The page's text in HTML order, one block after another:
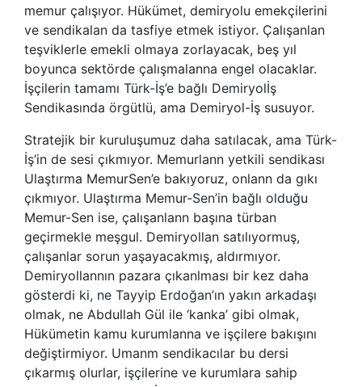
memur çalışıyor. Hükümet, demiryolu emekçilerini
ve sendikalan da tasfiye etmek istiyor. Çalışanlan
teşviklerle emekli olmaya zorlayacak, beş yıl
boyunca sektörde çalışmalanna engel olacaklar.
İşçilerin tamamı Türk-İş’e bağlı Demiryolİş
Sendikasında örgütlü, ama Demiryol-İş susuyor.
Stratejik bir kuruluşumuz daha satılacak, ama Türk-
İş’in de sesi çıkmıyor. Memurlann yetkili sendikası
Ulaştırma MemurSen’e bakıyoruz, onlann da gıkı
çıkmıyor. Ulaştırma Memur-Sen’in bağlı olduğu
Memur-Sen ise, çalışanlann başına türban
geçirmekle meşgul. Demiryollan satılıyormuş,
çalışanlar sorun yaşayacakmış, aldırmıyor.
Demiryollannın pazara çıkanlması bir kez daha
gösterdi ki, ne Tayyip Erdoğan’ın yakın arkadaşı
olmak, ne Abdullah Gül ile ‘kanka’ gibi olmak,
Hükümetin kamu kurumlanna ve işçilere bakışını
değiştirmiyor. Umanm sendikacılar bu dersi
çıkarmış olurlar, işçilerine ve kurumlara sahip